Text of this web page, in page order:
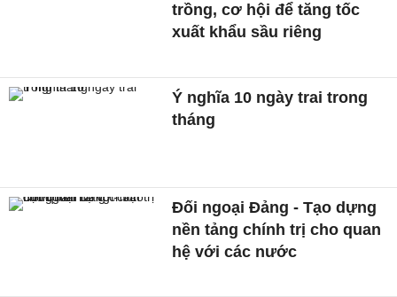
trồng, cơ hội để tăng tốc
xuất khẩu sầu riêng
Ý nghĩa 10 ngày trai trong
tháng
Đối ngoại Đảng - Tạo dựng
nền tảng chính trị cho quan
hệ với các nước